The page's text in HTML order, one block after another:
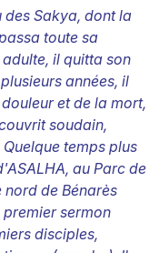
des Sakya, dont la
toute sa
il quitta son
années, il
et de la mort,
soudain,
temps plus
au Parc de
nord de Bénarès
sermon
disciples,